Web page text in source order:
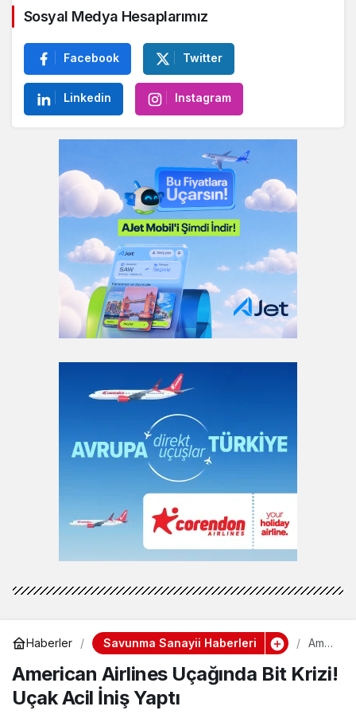
Sosyal Medya Hesaplarımız
Facebook Twitter
Linkedin Instagram
Haberler Savunma Sanayii Haberleri
Amer
Airlin
es
American Airlines Uçağında Bit Krizi!
Uçak Acil İniş Yaptı